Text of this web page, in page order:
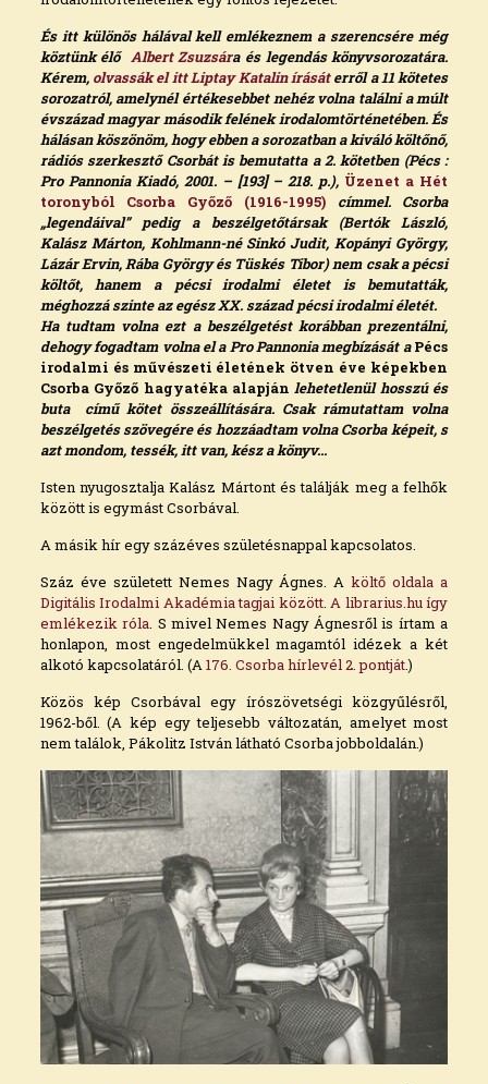
És itt különös hálával kell emlékeznem a szerencsére még
köztünk élő Albert Zsuzsára és legendás könyvsorozatára.
Kérem, olvassák el itt Liptay Katalin írásáterről a 11 kötetes
sorozatról, amelynél értékesebbet nehéz volna találni a múlt
évszázad magyar második felének irodalomtörténetében. És
hálásan köszönöm, hogy ebben a sorozatban a kiváló költőnő,
rádiós szerkesztő Csorbát is bemutatta a 2. kötetben (Pécs :
Pro Pannonia Kiadó, 2001. – [193] – 218. p.), Üzenet a Hét
toronyból Csorba Győző (1916-1995)
címmel. Csorba
„legendáival” pedig a beszélgetőtársak (Bertók László,
Kalász Márton, Kohlmann-né Sinkó Judit, Kopányi György,
Lázár Ervin, Rába György és Tüskés Tibor) nem csak a pécsi
költőt, hanem a pécsi irodalmi életet is bemutatták,
méghozzá szinte az egész XX. század pécsi irodalmi életét.
Ha tudtam volna ezt a beszélgetést korábban prezentálni,
dehogy fogadtam volna el a Pro Pannonia megbízását aPécs
irodalmi és művészeti életének ötven éve képekben
Csorba Győző hagyatéka alapjánlehetetlenül hosszú és
buta című kötet összeállítására. Csak rámutattam volna
beszélgetés szövegére és hozzáadtam volna Csorba képeit, s
azt mondom, tessék, itt van, kész a könyv…
Isten nyugosztalja Kalász Mártont és találják meg a felhők
között is egymást Csorbával.
A másik hír egy százéves születésnappal kapcsolatos.
Száz éve született Nemes Nagy Ágnes. A költő oldala a
Digitális Irodalmi Akadémia tagjai között.A librarius.hu így
emlékezik róla. S mivel Nemes Nagy Ágnesről is írtam a
honlapon, most engedelmükkel magamtól idézek a két
alkotó kapcsolatáról. (A176. Csorba hírlevél 2. pontját.)
Közös kép Csorbával egy írószövetségi közgyűlésről,
1962-ből. (A kép egy teljesebb változatán, amelyet most
nem találok, Pákolitz István látható Csorba jobboldalán.)